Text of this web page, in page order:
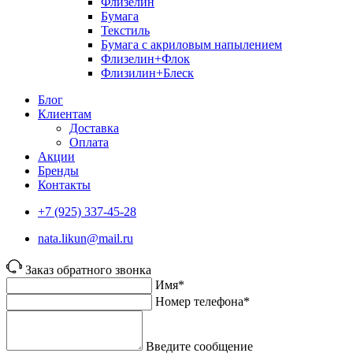
Бумага
Текстиль
Бумага с акриловым напылением
Флизелин+Флок
Флизилин+Блеск
Блог
Клиентам
Доставка
Оплата
Акции
Бренды
Контакты
+7 (925) 337-45-28
nata.likun@mail.ru
Заказ обратного звонка
Имя*
Номер телефона*
Введите сообщение